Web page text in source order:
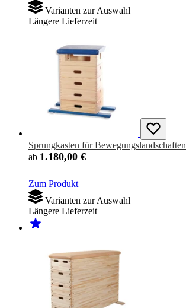
Varianten zur Auswahl
Längere Lieferzeit
Sprungkasten für Bewegungslandschaften
ab 1.180,00 €
Zum Produkt
Varianten zur Auswahl
Längere Lieferzeit